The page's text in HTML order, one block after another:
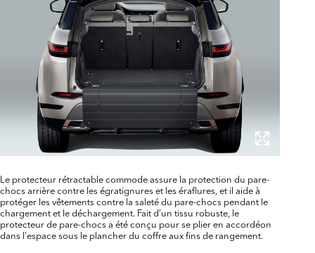
Le protecteur rétractable commode assure la protection du pare-
chocs arrière contre les égratignures et les éraflures, et il aide à
protéger les vêtements contre la saleté du pare-chocs pendant le
chargement et le déchargement. Fait d’un tissu robuste, le
protecteur de pare-chocs a été conçu pour se plier en accordéon
dans l'espace sous le plancher du coffre aux fins de rangement.